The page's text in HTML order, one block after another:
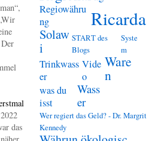
das
Regiowähru
ng
Ricarda
Solaw
i
START des
Blogs
Syste
m
Trinkwass
er
Vide
o
Ware
n
was du
isst
Wass
er
Wer regiert das Geld? - Dr. Margrit
Kennedy